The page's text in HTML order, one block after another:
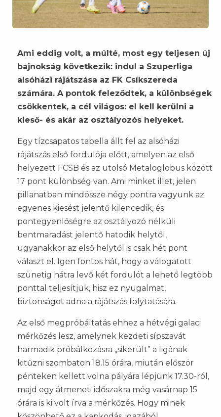
Ami eddig volt, a múlté, most egy teljesen új
bajnokság következik: indul a Szuperliga
alsóházi rájátszása az FK Csíkszereda
számára. A pontok feleződtek, a különbségek
csökkentek, a cél világos: el kell kerülni a
kieső- és akár az osztályozós helyeket.
Egy tízcsapatos tabella állt fel az alsóházi
rájátszás első fordulója előtt, amelyen az első
helyezett FCSB és az utolsó Metaloglobus között
17 pont különbség van. Ami minket illet, jelen
pillanatban mindössze négy pontra vagyunk az
egyenes kiesést jelentő kilencedik, és
pontegyenlőségre az osztályozó nélküli
bentmaradást jelentő hatodik helytől,
ugyanakkor az első helytől is csak hét pont
választ el. Igen fontos hát, hogy a válogatott
szünetig hátra levő két fordulót a lehető legtöbb
ponttal teljesítjük, hisz ez nyugalmat,
biztonságot adna a rájátszás folytatására.
Az első megpróbáltatás ehhez a hétvégi galaci
mérkőzés lesz, amelynek kezdeti sípszavát
harmadik próbálkozásra „sikerült” a ligának
kitűzni szombaton 18.15 órára, miután először
pénteken kellett volna pályára lépjünk 17.30-ról,
majd egy átmeneti időszakra még vasárnap 15
órára is ki volt írva a mérkőzés. Hogy minek